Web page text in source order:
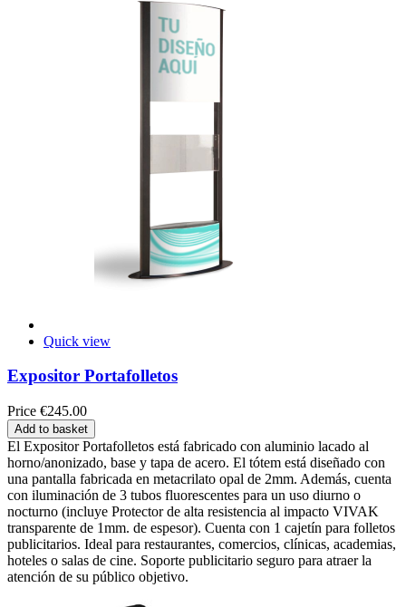
Quick view
Expositor Portafolletos
Price €245.00
Add to basket
El Expositor Portafolletos está fabricado con aluminio lacado al
horno/anonizado, base y tapa de acero. El tótem está diseñado con
una pantalla fabricada en metacrilato opal de 2mm. Además, cuenta
con iluminación de 3 tubos fluorescentes para un uso diurno o
nocturno (incluye Protector de alta resistencia al impacto VIVAK
transparente de 1mm. de espesor). Cuenta con 1 cajetín para folletos
publicitarios. Ideal para restaurantes, comercios, clínicas, academias,
hoteles o salas de cine. Soporte publicitario seguro para atraer la
atención de su público objetivo.